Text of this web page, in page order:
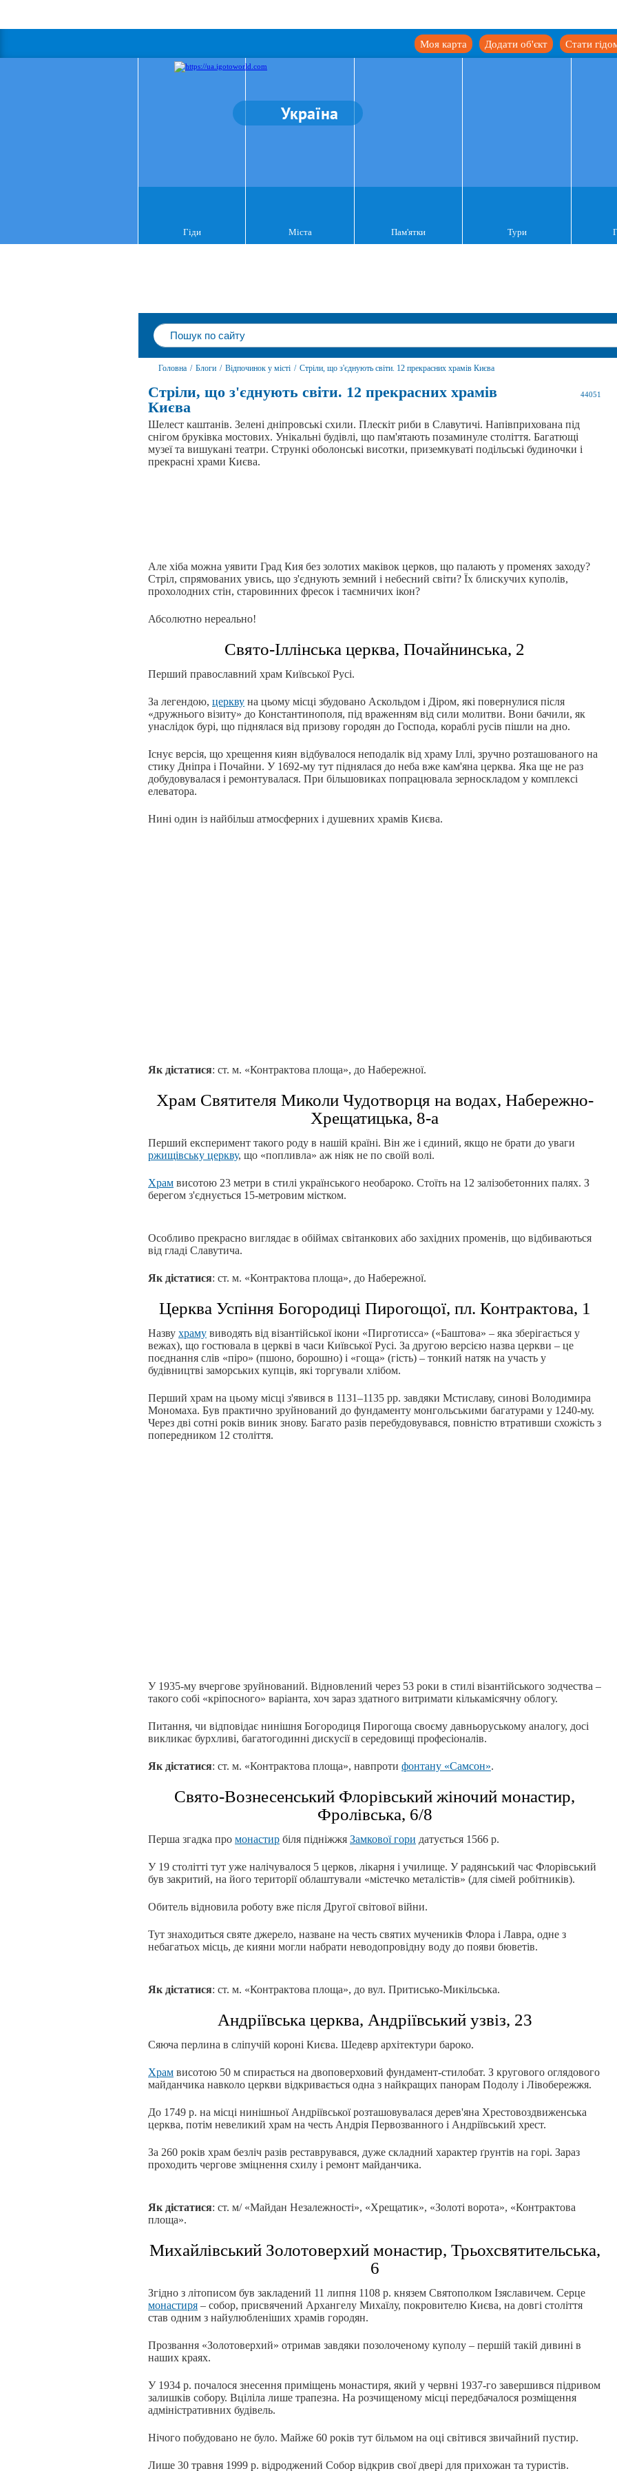
Стати
Додати об'єкт
Моя карта
Україна
Гіди Міста Пам'ятки Тури
Головна / Блоги / Відпочинок у місті / Стріли, що з'єднують світи. 12 прекрасних храмів Києва
Стріли, що з'єднують світи. 12 прекрасних храмів
Києва
44051
Шелест каштанів. Зелені дніпровські схили. Плескіт риби в Славутичі. Напівприхована під
снігом бруківка мостових. Унікальні будівлі, що пам'ятають позаминуле століття. Багатющі
музеї та вишукані театри. Стрункі оболонські висотки, приземкуваті подільські будиночки і
прекрасні храми Києва.
Але хіба можна уявити Град Кия без золотих маківок церков, що палають у променях заходу?
Стріл, спрямованих увись, що з'єднують земний і небесний світи? Їх блискучих куполів,
прохолодних стін, старовинних фресок і таємничих ікон?
Абсолютно нереально!
Свято-Іллінська церква, Почайнинська, 2
Перший православний храм Київської Русі.
За легендою, церкву на цьому місці збудовано Аскольдом і Діром, які повернулися після
«дружнього візиту» до Константинополя, під враженням від сили молитви. Вони бачили, як
унаслідок бурі, що піднялася від призову городян до Господа, кораблі русів пішли на дно.
Існує версія, що хрещення киян відбувалося неподалік від храму Іллі, зручно розташованого на
стику Дніпра і Почайни. У 1692-му тут піднялася до неба вже кам'яна церква. Яка ще не раз
добудовувалася і ремонтувалася. При більшовиках попрацювала зерноскладом у комплексі
елеватора.
Нині один із найбільш атмосферних і душевних храмів Києва.
Як дістатися: ст. м. «Контрактова площа», до Набережної.
Храм Святителя Миколи Чудотворця на водах, Набережно-
Хрещатицька, 8-а
Перший експеримент такого роду в нашій країні. Він же і єдиний, якщо не брати до уваги
ржищівську церкву, що «попливла» аж ніяк не по своїй волі.
Храм висотою 23 метри в стилі українського необароко. Стоїть на 12 залізобетонних палях. З
берегом з'єднується 15-метровим містком.
Особливо прекрасно виглядає в обіймах світанкових або західних променів, що відбиваються
від гладі Славутича.
Як дістатися: ст. м. «Контрактова площа», до Набережної.
Церква Успіння Богородиці Пирогощої, пл. Контрактова, 1
Назву храму виводять від візантійської ікони «Пирготисса» («Баштова» – яка зберігається у
вежах), що гостювала в церкві в часи Київської Русі. За другою версією назва церкви – це
поєднання слів «піро» (пшоно, борошно) і «гоща» (гість) – тонкий натяк на участь у
будівництві заморських купців, які торгували хлібом.
Перший храм на цьому місці з'явився в 1131–1135 рр. завдяки Мстиславу, синові Володимира
Мономаха. Був практично зруйнований до фундаменту монгольськими багатурами у 1240-му.
Через дві сотні років виник знову. Багато разів перебудовувався, повністю втративши схожість з
попередником 12 століття.
У 1935-му вчергове зруйнований. Відновлений через 53 роки в стилі візантійського зодчества –
такого собі «кріпосного» варіанта, хоч зараз здатного витримати кількамісячну облогу.
Питання, чи відповідає нинішня Богородиця Пирогоща своєму давньоруському аналогу, досі
викликає бурхливі, багатогодинні дискусії в середовищі професіоналів.
Як дістатися: ст. м. «Контрактова площа», навпроти фонтану «Самсон».
Свято-Вознесенський Флорівський жіночий монастир,
Фролівська, 6/8
Перша згадка про монастир біля підніжжя Замкової гори датується 1566 р.
У 19 столітті тут уже налічувалося 5 церков, лікарня і училище. У радянський час Флорівський
був закритий, на його території облаштували «містечко металістів» (для сімей робітників).
Обитель відновила роботу вже після Другої світової війни.
Тут знаходиться святе джерело, назване на честь святих мучеників Флора і Лавра, одне з
небагатьох місць, де кияни могли набрати неводопровідну воду до появи бюветів.
Як дістатися: ст. м. «Контрактова площа», до вул. Притисько-Микільська.
Андріївська церква, Андріївський узвіз, 23
Сяюча перлина в сліпучій короні Києва. Шедевр архітектури бароко.
Храм висотою 50 м спирається на двоповерховий фундамент-стилобат. З кругового оглядового
майданчика навколо церкви відкривається одна з найкращих панорам Подолу і Лівобережжя.
До 1749 р. на місці нинішньої Андріївської розташовувалася дерев'яна Хрестовоздвиженська
церква, потім невеликий храм на честь Андрія Первозванного і Андріївський хрест.
За 260 років храм безліч разів реставрувався, дуже складний характер ґрунтів на горі. Зараз
проходить чергове зміцнення схилу і ремонт майданчика.
Як дістатися: ст. м/ «Майдан Незалежності», «Хрещатик», «Золоті ворота», «Контрактова
площа».
Михайлівський Золотоверхий монастир, Трьохсвятительська,
6
Згідно з літописом був закладений 11 липня 1108 р. князем Святополком Ізяславичем. Серце
монастиря – собор, присвячений Архангелу Михаїлу, покровителю Києва, на довгі століття
став одним з найулюбленіших храмів городян.
Прозвання «Золотоверхий» отримав завдяки позолоченому куполу – першій такій дивині в
наших краях.
У 1934 р. почалося знесення приміщень монастиря, який у червні 1937-го завершився підривом
залишків собору. Вціліла лише трапезна. На розчищеному місці передбачалося розміщення
адміністративних будівель.
Нічого побудовано не було. Майже 60 років тут більмом на оці світився звичайний пустир.
Лише 30 травня 1999 р. відроджений Собор відкрив свої двері для прихожан та туристів.